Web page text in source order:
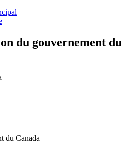
du gouvernement du